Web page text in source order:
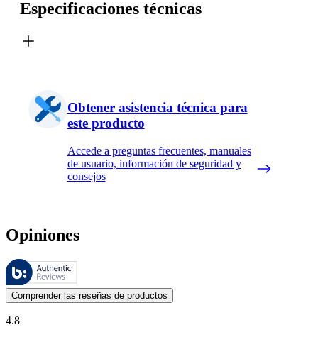
Especificaciones técnicas
Obtener asistencia técnica para
este producto
Accede a preguntas frecuentes, manuales
de usuario, información de seguridad y
consejos
Opiniones
Estas reseñas las gestiona Bazaarvoice y cumplen con la política de
Las opiniones de los clientes en forma de reseñas de productos y
Comprender las reseñas de productos
4.8